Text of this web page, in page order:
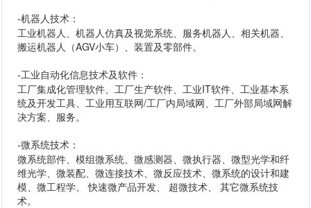
-机器人技术 ：
工业机器人、机器人仿真及视觉系统、服务机器人、相关机器、
搬运机器人（AGV小车）、装置及零部件。
-工业自动化信息技术及软件 ：
工厂集成化管理软件、工厂生产软件、工业IT软件、工业基本系
统及开发工具、工业用互联网/工厂内局域网、工厂外部局域网解
决方案、服务。
-微系统技术 ：
微系统部件、模组微系统、微感测器、微执行器、微型光学和纤
维光学、微装配、微连接技术、微反应技术、微系统的设计和建
模、微工程学、 快速微产品开发、 超微技术、 其它微系统技
术。